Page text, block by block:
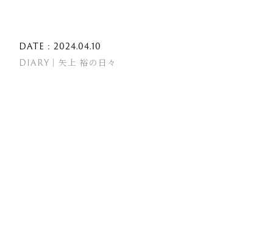
DATE : 2024.04.10
DIARY｜矢上 裕の日々